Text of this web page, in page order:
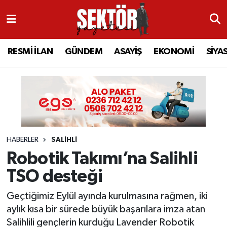
RESMİ İLAN GÜNDEM ASAYİŞ EKONOMİ
HABERLER SALİHLİ
Robotik Takımı’na Salihli
TSO desteği
Geçtiğimiz Eylül ayında kurulmasına rağmen, iki
aylık kısa bir sürede büyük başarılara imza atan
Salihlili gençlerin kurduğu Lavender Robotik
RESMİ İLAN
EKONOMİ
SİYASET
EĞİTİM
SAĞLIK
SPOR
MANİSA
AKHİSAR
ALAŞEHİR
KULA
YUNUSEMRE
ŞEHZADELER
RESMİ İLAN
MANİSA
ALAŞEHİR
DEMİRCİ
GÖLMARMARA
GÖRDES
KIRKAĞAÇ
ARAMIZDAN AYRILANLAR
BİR ZAMANLAR SALİHLİ
SİZİN SESİNİZ
GÜNDEM
ASAYİŞ
SİYASET
Manisa Nöbetçi Eczaneler
Manisa Namaz Vakitleri
Manisa Trafik Yoğunluk Haritası
Süper Lig Puan Durumu ve Fikstür
Tüm Manşetler
Son Dakika Haberleri
Haber Arşivi